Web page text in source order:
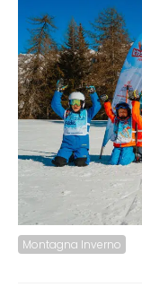
Montagna Inverno